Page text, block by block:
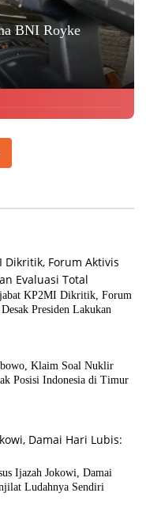
BNI Royke
KP2MI Dikritik, Forum
Presiden Lakukan
Klaim Soal Nuklir
Posisi Indonesia di Timur
Ijazah Jokowi, Damai
Ludahnya Sendiri